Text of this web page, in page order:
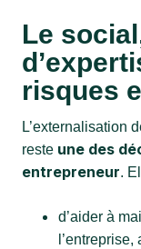
Le
risques
L’externalisation
reste une des
entrepreneur.
d’aider à